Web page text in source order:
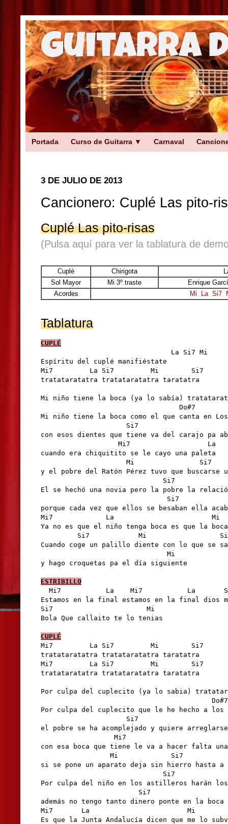
Guitarra
Portada Curso de Guitarra ▼ Carnaval
3 DE JULIO DE 2013
Cancionero: Cuplé Las pito-
Cuplé Las pito-risas
(Pulsa aquí para ver la tablatura de
Cuplé Chirigota
Sol Mayor
Mi 3º traste
Enrique
Acordes
Mi La Si7
Tablatura
CUPLÉ
                                La Si7 Mi
Espíritu del cuplé manifiéstate
Mi7         La Si7         Mi
tratataratatra tratataratatra taratatra
Mi niño tiene la boca (ya lo sabía)
Do#7
Mi niño tiene la boca como el que canta en
Si7
con esos dientes que tiene va del carajo pa
                   Mi7                   La
cuando era chiquitito se le cayo una paleta
Mi                Si7
y el pobre del Ratón Pérez tuvo que buscarse
Si7
El se hechó una novia pero la pobre la
Si7
porque cada vez que ellos se besaban ella
Mi7             La                        Mi
Ya no es que el niño tenga boca es que la
Si7            Mi
Cuando coge un palillo diente con lo que se
                               Mi
y hago croquetas pa el día siguiente
ESTRIBILLO
Mi7           La    Mi7           La
Estamos en la final estamos en la final dios
Si7                       Mi
Bola Que callaito te lo tenias
CUPLÉ
Mi7         La Si7         Mi
tratataratatra tratataratatra taratatra
Mi7         La Si7         Mi
tratataratatra tratataratatra taratatra
Por culpa del cuplecito (ya lo sabia)
Por culpa del cuplecito que le he hecho a los
Si7
el pobre se ha acomplejado y quiere
Mi7
con esa boca que tiene le va a hacer falta
Mi             Si7
si se pone un aparato deja sin hierro hasta
Si7
Por culpa del niño en los astilleros harán
Si7
además no tengo tanto dinero ponte en la boca
Mi7       La                        Mi
Es que la Junta Andalucía dicen que me lo